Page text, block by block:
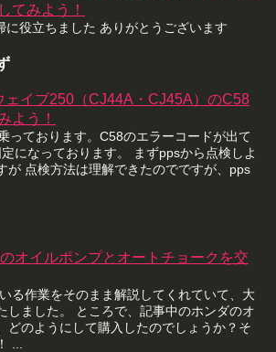
てみよう！
に役立ちました ありがとうございます
ェイブ250（CJ44A・CJ45A）のC58
よう！
っております。C58のエラーコードが出て
になっております。 まずppsから点検しよ
が 点検方法は理解できたのでですが、pps
オイルポンプとオートチョークを交
る作業をそのまま解説してくれていて、大
しました。 ところで、記事中のホンダのオ
どのようにして購入したのでしょうか？そ
...